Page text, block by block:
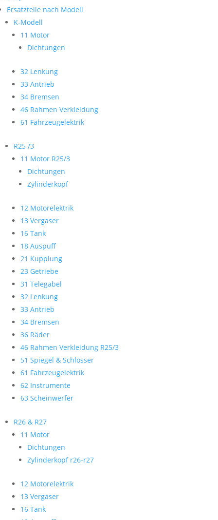
Ersatzteile nach Modell
K-Modell
11 Motor
Dichtungen
32 Lenkung
33 Antrieb
34 Bremsen
46 Rahmen Verkleidung
61 Fahrzeugelektrik
R25 /3
11 Motor R25/3
Dichtungen
Zylinderkopf
12 Motorelektrik
13 Vergaser
16 Tank
18 Auspuff
21 Kupplung
23 Getriebe
31 Telegabel
32 Lenkung
33 Antrieb
34 Bremsen
36 Räder
46 Rahmen Verkleidung R25/3
51 Spiegel & Schlösser
61 Fahrzeugelektrik
62 Instrumente
63 Scheinwerfer
R26 & R27
11 Motor
Dichtungen
Zylinderkopf r26-r27
12 Motorelektrik
13 Vergaser
16 Tank